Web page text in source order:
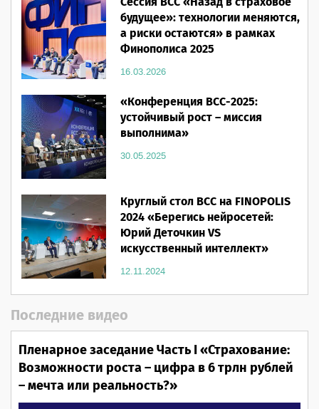
будущее»: технологии меняются,
а риски остаются» в рамках
Финополиса 2025
16.03.2026
«Конференция ВСС-2025:
устойчивый рост – миссия
выполнима»
30.05.2025
Круглый стол ВСС на FINOPOLIS
2024 «Берегись нейросетей:
Юрий Деточкин VS
искусственный интеллект»
12.11.2024
Последние видео
Пленарное заседание Часть I «Страхование:
Возможности роста – цифра в 6 трлн рублей
– мечта или реальность?»